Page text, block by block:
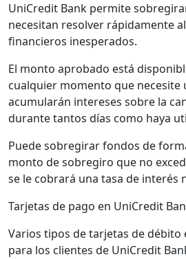
UniCredit Bank permite
necesitan resolver rápidamente
financieros inesperados.
El monto aprobado está
cualquier momento que necesite
acumularán intereses sobre la
durante tantos días como haya
Puede sobregirar fondos de
monto de sobregiro que no
se le cobrará una tasa de interés
Tarjetas de pago en UniCredit
Varios tipos de tarjetas de débito
para los clientes de UniCredit